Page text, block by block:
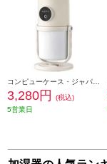
3,280円
(税込)
5営業日